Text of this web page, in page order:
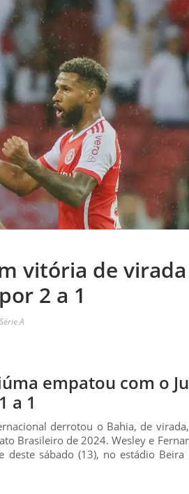
vitória de
2 a 1
Série A
empatou com o
a 1
derrotou o Bahia, de
Brasileiro de 2024. Wesley e
sábado (13), no estádio Beira